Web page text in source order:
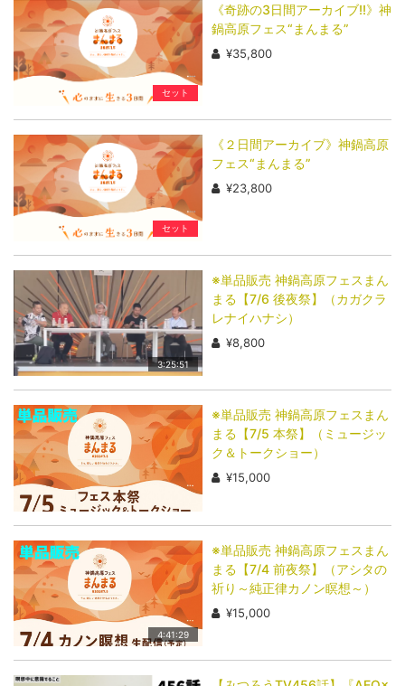
セット
《奇跡の3日間アーカイブ!!》神
鍋高原フェス“まんまる”
¥35,800
セット
《２日間アーカイブ》神鍋高原
フェス“まんまる”
¥23,800
3:25:51
※単品販売 神鍋高原フェスまん
まる【7/6 後夜祭】（カガクラ
レナイハナシ）
¥8,800
※単品販売 神鍋高原フェスまん
まる【7/5 本祭】（ミュージッ
ク＆トークショー）
¥15,000
4:41:29
※単品販売 神鍋高原フェスまん
まる【7/4 前夜祭】（アシタの
祈り～純正律カノン瞑想～）
¥15,000